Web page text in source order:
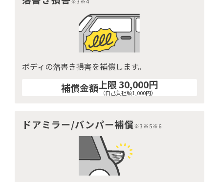
ボディの落書き損害を補償します。
補償金額上限 30,000円
（自己負担額1,000円）
ドアミラー/バンパー補償※3※5※6